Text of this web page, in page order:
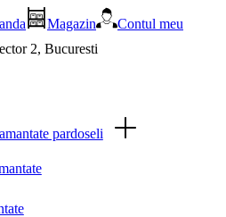
Magazin
Contul meu
2, Bucuresti
pardoseli